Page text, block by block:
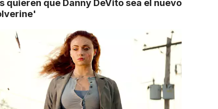
quieren que Danny DeVito sea el nuevo